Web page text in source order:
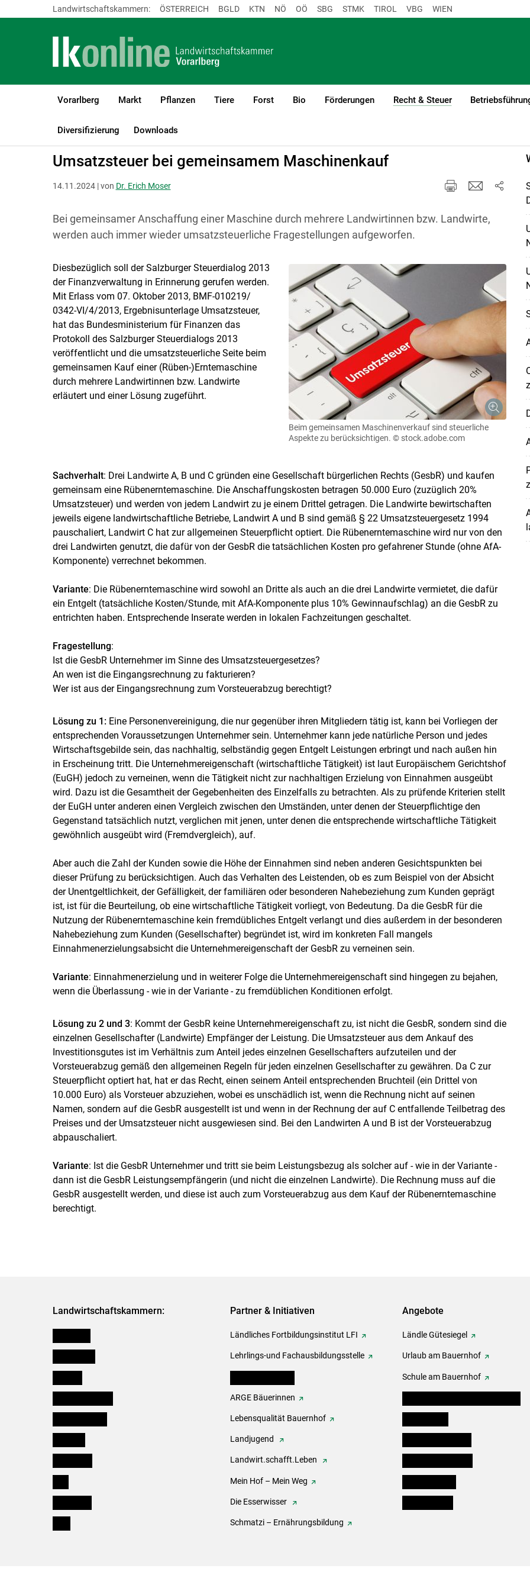
Skip to main content
Landwirtschaftskammern: ÖSTERREICH BGLD KTN NÖ OÖ SBG STMK TIROL VBG WIEN
Vorarlberg Markt Pflanzen Tiere Forst Bio Förderungen Recht & Steuer
(current)1
Diversifizierung Downloads
LK Vorarlberg Recht & Steuer Steuer
Umsatzsteuer bei gemeinsamem Maschinenkauf
14.11.2024 | von Dr. Erich Moser
Bei gemeinsamer Anschaffung einer Maschine durch mehrere Landwirtinnen bzw. Landwirte,
werden auch immer wieder umsatzsteuerliche Fragestellungen aufgeworfen.
Beim gemeinsamen Maschinenverkauf sind steuerliche
Aspekte zu berücksichtigen. © stock.adobe.com
Diesbezüglich soll der Salzburger Steuerdialog 2013
der Finanzverwaltung in Erinnerung gerufen werden.
Mit Erlass vom 07. Oktober 2013, BMF-010219/​
0342-VI/​4/​2013, Ergebnisunterlage Umsatzsteuer,
hat das Bundesministerium für Finanzen das
Protokoll des Salzburger Steuerdialogs 2013
veröffentlicht und die umsatzsteuerliche Seite beim
gemeinsamen Kauf einer (Rüben-)Erntemaschine
durch mehrere Landwirtinnen bzw. Landwirte
erläutert und einer Lösung zugeführt.
Sachverhalt: Drei Landwirte A, B und C gründen eine Gesellschaft bürgerlichen Rechts (GesbR) und kaufen
gemeinsam eine Rübenerntemaschine. Die Anschaffungskosten betragen 50.000 Euro (zuzüglich 20%
Umsatzsteuer) und werden von jedem Landwirt zu je einem Drittel getragen. Die Landwirte bewirtschaften
jeweils eigene landwirtschaftliche Betriebe, Landwirt A und B sind gemäß § 22 Umsatzsteuergesetz 1994
pauschaliert, Landwirt C hat zur allgemeinen Steuerpflicht optiert. Die Rübenerntemaschine wird nur von den
drei Landwirten genutzt, die dafür von der GesbR die tatsächlichen Kosten pro gefahrener Stunde (ohne AfA-
Komponente) verrechnet bekommen.
Variante: Die Rübenerntemaschine wird sowohl an Dritte als auch an die drei Landwirte vermietet, die dafür
ein Entgelt (tatsächliche Kosten/​Stunde, mit AfA-Komponente plus 10% Gewinnaufschlag) an die GesbR zu
entrichten haben. Entsprechende Inserate werden in lokalen Fachzeitungen geschaltet.
Fragestellung:
Ist die GesbR Unter­nehmer im Sinne des Umsatzsteuergesetzes?
An wen ist die Eingangs­rechnung zu fakturieren?
Wer ist aus der Eingangs­rechnung zum Vorsteuer­abzug berechtigt?
Lösung zu 1: Eine Personenvereinigung, die nur gegenüber ihren Mitgliedern tätig ist, kann bei Vorliegen der
entsprechenden Voraussetzungen Unternehmer sein. Unternehmer kann jede natürliche Person und jedes
Wirtschaftsgebilde sein, das nachhaltig, selbständig gegen Entgelt Leistungen erbringt und nach außen hin
in Erscheinung tritt. Die Unternehmereigenschaft (wirtschaftliche Tätigkeit) ist laut Europäischem Gerichtshof
(EuGH) jedoch zu verneinen, wenn die Tätigkeit nicht zur nachhaltigen Erzielung von Einnahmen ausgeübt
wird. Dazu ist die Gesamtheit der Gegebenheiten des Einzelfalls zu betrachten. Als zu prüfende Kriterien stellt
der EuGH unter anderen einen Vergleich zwischen den Umständen, unter denen der Steuerpflichtige den
Gegenstand tatsächlich nutzt, verglichen mit jenen, unter denen die entsprechende wirtschaftliche Tätigkeit
gewöhnlich ausgeübt wird (Fremdvergleich), auf.
Aber auch die Zahl der Kunden sowie die Höhe der Einnahmen sind neben anderen Gesichtspunkten bei
dieser Prüfung zu berücksichtigen. Auch das Verhalten des Leistenden, ob es zum Beispiel von der Absicht
der Unentgeltlichkeit, der Gefälligkeit, der familiären oder besonderen Nahebeziehung zum Kunden geprägt
ist, ist für die Beurteilung, ob eine wirtschaftliche Tätigkeit vorliegt, von Bedeutung. Da die GesbR für die
Nutzung der Rübenerntemaschine kein fremdübliches Entgelt verlangt und dies außerdem in der besonderen
Nahebeziehung zum Kunden (Gesellschafter) begründet ist, wird im konkreten Fall mangels
Einnahmenerzielungsabsicht die Unternehmereigenschaft der GesbR zu verneinen sein.
Variante: Einnahmenerzielung und in weiterer Folge die Unternehmereigenschaft sind hingegen zu bejahen,
wenn die Überlassung - wie in der Variante - zu fremdüblichen Konditionen erfolgt.
Lösung zu 2 und 3: Kommt der GesbR keine Unternehmereigenschaft zu, ist nicht die GesbR, sondern sind die
einzelnen Gesellschafter (Landwirte) Empfänger der Leistung. Die Umsatzsteuer aus dem Ankauf des
Investitionsgutes ist im Verhältnis zum Anteil jedes einzelnen Gesellschafters aufzuteilen und der
Vorsteuerabzug gemäß den allgemeinen Regeln für jeden einzelnen Gesellschafter zu gewähren. Da C zur
Steuerpflicht optiert hat, hat er das Recht, einen seinem Anteil entsprechenden Bruchteil (ein Drittel von
10.000 Euro) als Vorsteuer abzuziehen, wobei es unschädlich ist, wenn die Rechnung nicht auf seinen
Namen, sondern auf die GesbR ausgestellt ist und wenn in der Rechnung der auf C entfallende Teilbetrag des
Preises und der Umsatzsteuer nicht ausgewiesen sind. Bei den Landwirten A und B ist der Vorsteuerabzug
abpauschaliert.
Variante: Ist die GesbR Unternehmer und tritt sie beim Leistungsbezug als solcher auf - wie in der Variante -
dann ist die GesbR Leistungsempfängerin (und nicht die einzelnen Landwirte). Die Rechnung muss auf die
GesbR ausgestellt werden, und diese ist auch zum Vorsteuerabzug aus dem Kauf der Rübenerntemaschine
berechtigt.
Landwirtschaftskammern: Partner & Initiativen
Ländliches Fortbildungsinstitut LFI
Lehrlings-und Fachausbildungsstelle
ARGE Bäuerinnen
Lebensqualität Bauernhof
Landjugend
Landwirt.schafft.Leben
Mein Hof – Mein Weg
Die Esserwisser
Schmatzi – Ernährungsbildung
Angebote
Ländle Gütesiegel
Urlaub am Bauernhof
Schule am Bauernhof